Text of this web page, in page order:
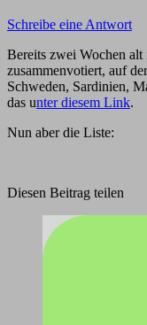
Schreibe eine Antwort
Bereits zwei Wochen
zusammenvotiert, auf
Schweden, Sardinien,
das unter diesem Link.
Nun aber die Liste:
Diesen Beitrag teilen